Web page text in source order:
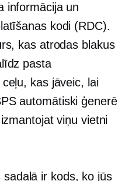
informācija un
kodi (RDC).
kas atrodas blakus
pasta
kas jāveic, lai
automātiski ģenerē
viņu vietni
sadaļā ir kods, ko jūs